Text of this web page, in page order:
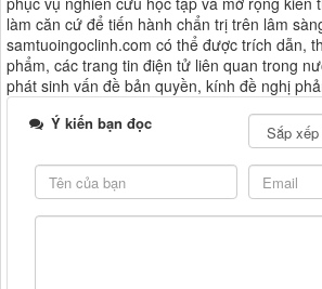
làm căn cứ để tiến hành chẩn trị trên lâm
samtuoingoclinh.com có thể được trích dẫn,
phẩm, các trang tin điện tử liên quan trong
phát sinh vấn đề bản quyền, kính đề nghị
Ý kiến bạn đọc